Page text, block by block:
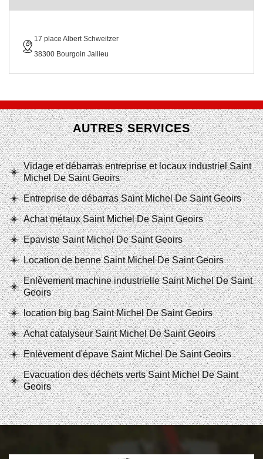
17 place Albert Schweitzer
38300 Bourgoin Jallieu
AUTRES SERVICES
Vidage et débarras entreprise et locaux industriel Saint
Michel De Saint Geoirs
Entreprise de débarras Saint Michel De Saint Geoirs
Achat métaux Saint Michel De Saint Geoirs
Epaviste Saint Michel De Saint Geoirs
Location de benne Saint Michel De Saint Geoirs
Enlèvement machine industrielle Saint Michel De Saint
Geoirs
location big bag Saint Michel De Saint Geoirs
Achat catalyseur Saint Michel De Saint Geoirs
Enlèvement d'épave Saint Michel De Saint Geoirs
Evacuation des déchets verts Saint Michel De Saint
Geoirs